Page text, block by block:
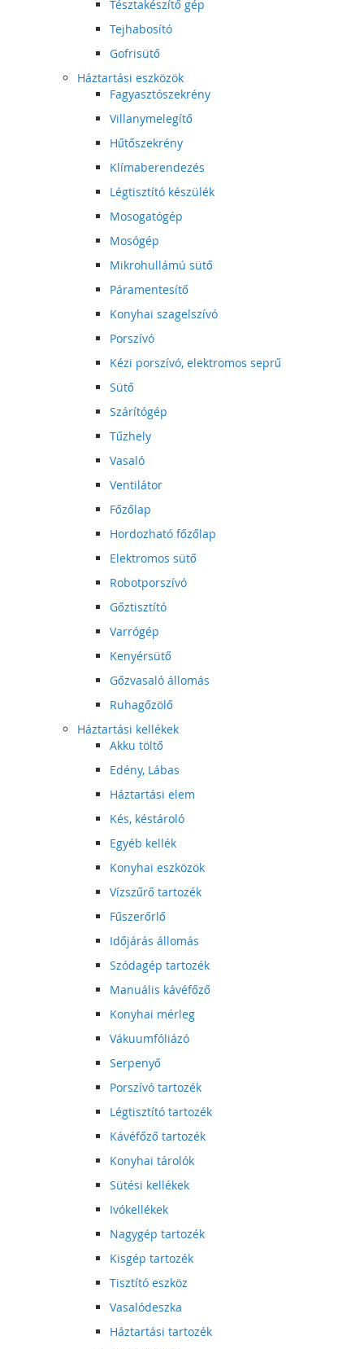
Tésztakészítő gép
Tejhabosító
Gofrisütő
Háztartási eszközök
Fagyasztószekrény
Villanymelegítő
Hűtőszekrény
Klímaberendezés
Légtisztító készülék
Mosogatógép
Mosógép
Mikrohullámú sütő
Páramentesítő
Konyhai szagelszívó
Porszívó
Kézi porszívó, elektromos seprű
Sütő
Szárítógép
Tűzhely
Vasaló
Ventilátor
Főzőlap
Hordozható főzőlap
Elektromos sütő
Robotporszívó
Gőztisztító
Varrógép
Kenyérsütő
Gőzvasaló állomás
Ruhagőzölő
Háztartási kellékek
Akku töltő
Edény, Lábas
Háztartási elem
Kés, késtároló
Egyéb kellék
Konyhai eszközök
Vízszűrő tartozék
Fűszerőrlő
Időjárás állomás
Szódagép tartozék
Manuális kávéfőző
Konyhai mérleg
Vákuumfóliázó
Serpenyő
Porszívó tartozék
Légtisztító tartozék
Kávéfőző tartozék
Konyhai tárolók
Sütési kellékek
Ivókellékek
Nagygép tartozék
Kisgép tartozék
Tisztító eszköz
Vasalódeszka
Háztartási tartozék